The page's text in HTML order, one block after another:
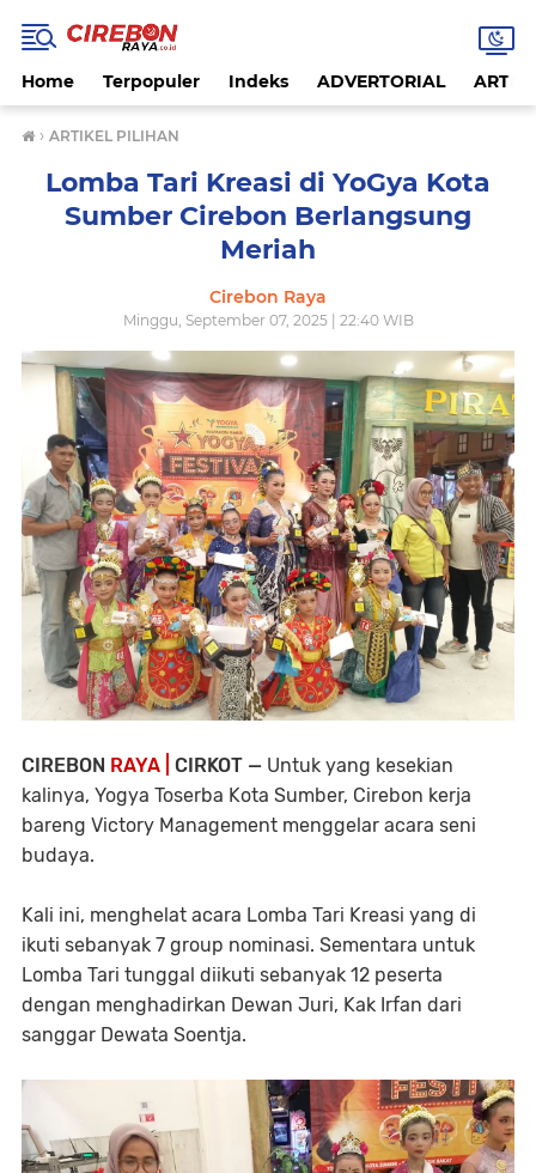
Home Terpopuler Indeks ADVERTORIAL
› ARTIKEL PILIHAN
Lomba Tari Kreasi di YoGya Kota
Sumber Cirebon Berlangsung
Meriah
Cirebon Raya
Minggu, September 07, 2025 | 22:40 WIB
CIREBON RAYA | CIRKOT — Untuk yang kesekian
kalinya, Yogya Toserba Kota Sumber, Cirebon kerja
bareng Victory Management menggelar acara seni
budaya.
Kali ini, menghelat acara Lomba Tari Kreasi yang di
ikuti sebanyak 7 group nominasi. Sementara untuk
Lomba Tari tunggal diikuti sebanyak 12 peserta
dengan menghadirkan Dewan Juri, Kak Irfan dari
sanggar Dewata Soentja.